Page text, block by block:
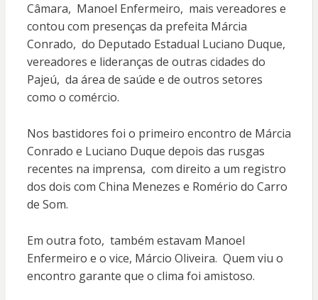
Câmara, Manoel Enfermeiro, mais vereadores e
contou com presenças da prefeita Márcia
Conrado, do Deputado Estadual Luciano Duque,
vereadores e lideranças de outras cidades do
Pajeú, da área de saúde e de outros setores
como o comércio.
Nos bastidores foi o primeiro encontro de Márcia
Conrado e Luciano Duque depois das rusgas
recentes na imprensa, com direito a um registro
dos dois com China Menezes e Romério do Carro
de Som.
Em outra foto, também estavam Manoel
Enfermeiro e o vice, Márcio Oliveira. Quem viu o
encontro garante que o clima foi amistoso.